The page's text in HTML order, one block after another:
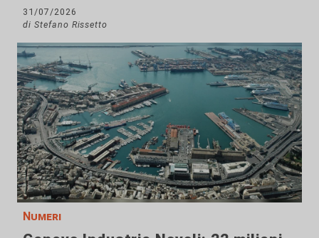
31/07/2026
di Stefano Rissetto
Numeri